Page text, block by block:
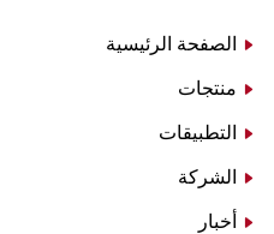
الصفحة الرئيسية
منتجات
التطبيقات
الشركة
أخبار